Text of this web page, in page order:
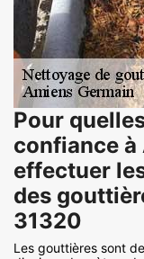
Pour
confiance à
effectuer
des
31320
Les gouttières sont